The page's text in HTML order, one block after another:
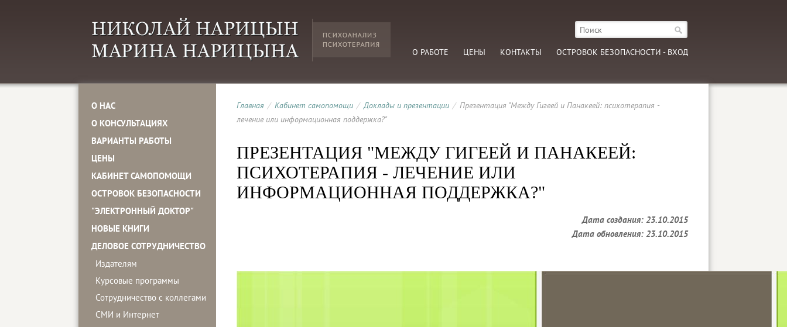
О РАБОТЕ ЦЕНЫ КОНТАКТЫ ОСТРОВОК БЕЗОПАСНОСТИ - ВХОД
О НАС
О КОНСУЛЬТАЦИЯХ
ВАРИАНТЫ РАБОТЫ
ЦЕНЫ
КАБИНЕТ САМОПОМОЩИ
ОСТРОВОК БЕЗОПАСНОСТИ
"ЭЛЕКТРОННЫЙ ДОКТОР"
НОВЫЕ КНИГИ
ДЕЛОВОЕ СОТРУДНИЧЕСТВО
Издателям
Курсовые программы
Сотрудничество с коллегами
СМИ и Интернет
Главная / Кабинет самопомощи / Доклады и презентации / Презентация "Между Гигеей и Панакеей: психотерапия -
лечение или информационная поддержка?"
ПРЕЗЕНТАЦИЯ "МЕЖДУ ГИГЕЕЙ И ПАНАКЕЕЙ:
ПСИХОТЕРАПИЯ - ЛЕЧЕНИЕ ИЛИ
ИНФОРМАЦИОННАЯ ПОДДЕРЖКА?"
Дата создания: 23.10.2015
Дата обновления: 23.10.2015